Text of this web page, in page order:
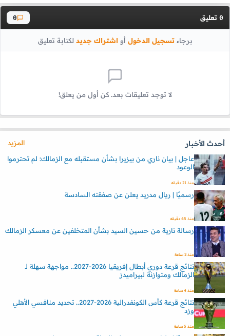
0 تعليق 0
برجاءتسجيل الدخول أواشتراك جديد لكتابة تعليق
لا توجد تعليقات بعد. كن أول من يعلق!
أحدث الأخبار
المزيد
عاجل | بيان ناري من بيزيرا بشأن مستقبله مع الزمالك: لم تحترموا
الوعود
منذ 21 دقيقه
رسميًا | ريال مدريد يعلن عن صفقته السادسة
منذ 45 دقيقه
رسالة نارية من حسين السيد بشأن المتخلفين عن معسكر الزمالك
منذ 2 ساعة
نتائج قرعة دوري أبطال إفريقيا 2026-2027.. مواجهة سهلة لـ
الزمالك ومتوازنة لبيراميدز
منذ 4 ساعة
نتائج قرعة كأس الكونفدرالية 2026-2027.. تحديد منافسي الأهلي
وزد
منذ 5 ساعة